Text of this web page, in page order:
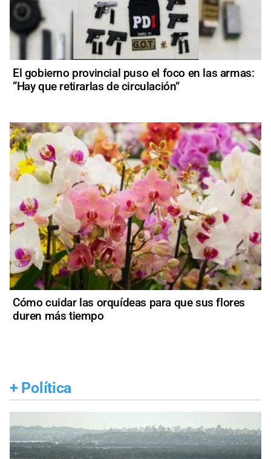
El gobierno provincial puso el foco en las armas:
“Hay que retirarlas de circulación”
Cómo cuidar las orquídeas para que sus flores
duren más tiempo
+ Política